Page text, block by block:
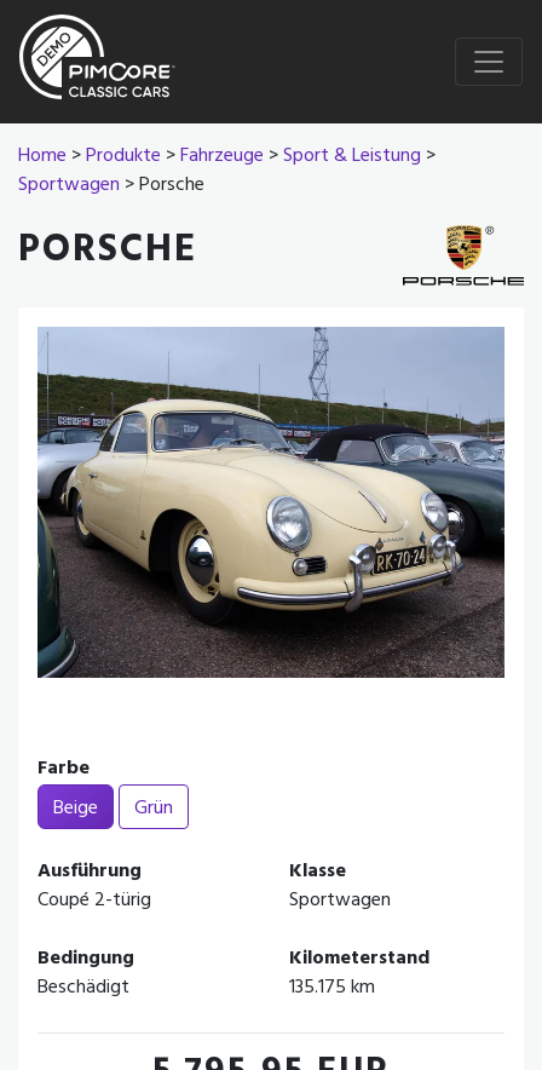
Home >Produkte >Fahrzeuge >Sport & Leistung >
Sportwagen > Porsche
PORSCHE
Farbe
Beige
Grün
Ausführung
Coupé 2-türig
Klasse
Sportwagen
Bedingung
Beschädigt
Kilometerstand
135.175 km